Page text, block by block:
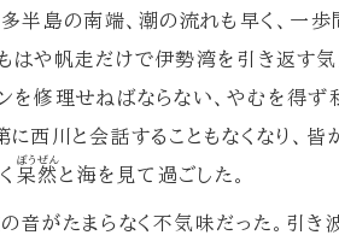
多半島の南端、潮の流れも早く、一
はや帆走だけで伊勢湾を引き返す気
を修理せねばならない、やむを得ず
西川と会話することもなくなり、皆
呆然
ぼうぜん
と海を見て過ごした。
音がたまらなく不気味だった。引き